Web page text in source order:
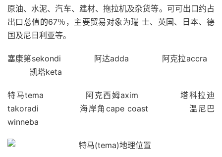
原油、水泥、汽车、建材、拖拉机及杂货等。可可出口约占
出口总值的67％，主要贸易对象为瑞 士、英国、日本、德
国及尼日利亚等。
塞康第sekondi 阿达adda 阿克拉accra
凯塔keta
特马tema 阿克西姆axim 塔科拉迪
takoradi 海岸角cape coast 温尼巴
winneba